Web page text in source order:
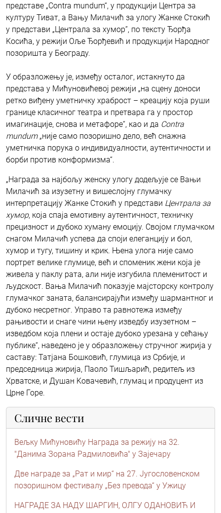
представе „Contra mundum“, у продукцији Центра за
културу Тиват, а Вању Милачић за улогу Жанке Стокић
у представи „Централа за хумор”, по тексту Ђорђа
Kосића, у режији Оље Ђорђевић и продукцији Народног
позоришта у Београду.
У образложењу је, између осталог, истакнуто да
представа у Мићуновићевој режији „на сцену доноси
ретко виђену уметничку храброст – креацију која руши
границе класичног театра и претвара га у простор
имагинације, снова и метафоре“, као и да Contra
mundum„није само позоришно дело, већ снажна
уметничка порука о индивидуалности, аутентичности и
борби против конформизма“.
„Награда за најбољу женску улогу додељује се Вањи
Милачић за изузетну и вишеслојну глумачку
интерпретацију Жанке Стокић у представи Централа за
хумор, која спаја емотивну аутентичност, техничку
прецизност и дубоко хуману емоцију. Својом глумачком
снагом Милачић успева да споји елеганцију и бол,
хумор и тугу, тишину и крик. Њена улога није само
портрет велике глумице, већ и споменик жени која је
живела у паклу рата, али није изгубила племенитост и
људскост. Вања Милачић показује мајсторску контролу
глумачког заната, балансирајући између шармантног и
дубоко несретног. Управо та равнотежа између
рањивости и снаге чини њену изведбу изузетном –
изведбом која плени и остаје дубоко урезана у сећању
публике“, наведено је у образложењу стручног жирија у
саставу: Татјана Бошковић, глумица из Србије, и
председница жирија, Паоло Тишљарић, редитељ из
Хрватске, и Душан Kовачевић, глумац и продуцент из
Црне Горе.
Сличне вести
Вељку Мићуновићу Награда за режију на 32.
"Данима Зорана Радмиловића" у Зајечару
Две награде за „Рат и мир“ на 27. Југословенском
позоришном фестивалу „Без превода“ у Ужицу
НАГРАДЕ ЗА НАДУ ШАРГИН, ОЛГУ ОДАНОВИЋ И